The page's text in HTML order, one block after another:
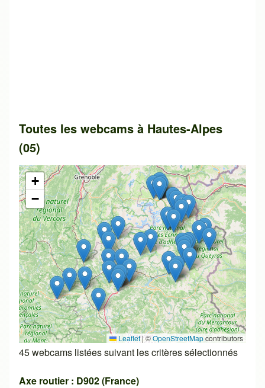
Toutes les webcams à Hautes-Alpes
(05)
+
−
Leaflet|©OpenStreetMapcontributors
45 webcams listées suivant les critères sélectionnés
Axe routier : D902 (France)